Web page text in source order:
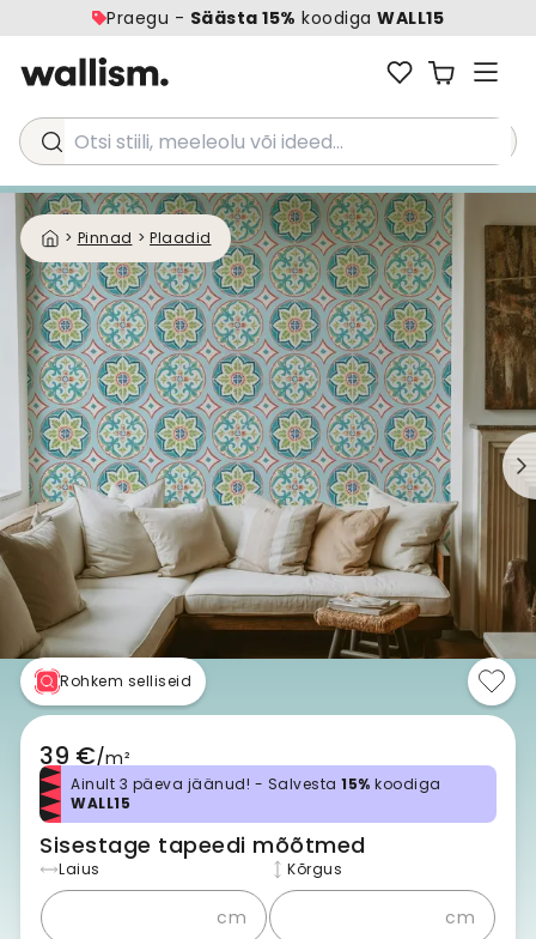
Praegu - Säästa 15% koodiga WALL15
Otsi stiili, meeleolu või ideed...
> Pinnad > Plaadid
Rohkem selliseid
39 €/m²
Ainult 3 päeva jäänud! - Salvesta 15% koodiga
WALL15
Sisestage tapeedi mõõtmed
Laius
cm
Kõrgus
cm